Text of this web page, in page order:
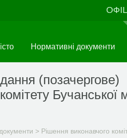
Нормативні документи
(позачергове)
Бучанської
> Рішення виконавчого